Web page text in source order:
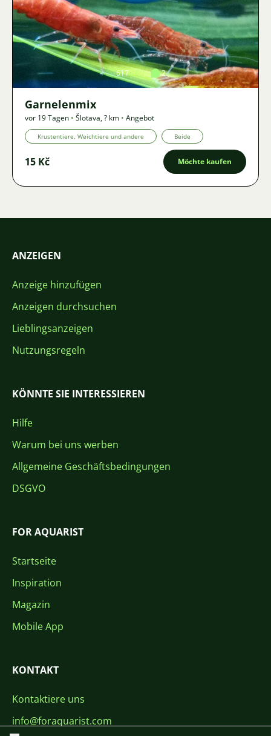
Bild
617 2
Garnelenmix
vor 19 Tagen • Šlotava,? km • Angebot
Krustentiere, Weichtiere und andere Beide
15 Kč Möchte kaufen
ANZEIGEN
Anzeige hinzufügen
Anzeigen durchsuchen
Lieblingsanzeigen
Nutzungsregeln
KÖNNTE SIE INTERESSIEREN
Hilfe
Warum bei uns werben
Allgemeine Geschäftsbedingungen
DSGVO
FOR AQUARIST
Startseite
Inspiration
Magazin
Mobile App
KONTAKT
Kontaktiere uns
info@foraquarist.com